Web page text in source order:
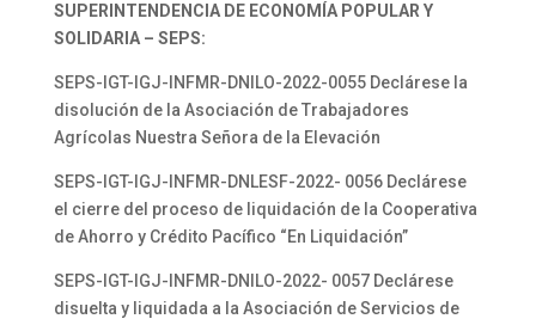
SUPERINTENDENCIA DE ECONOMÍA POPULAR Y
SOLIDARIA – SEPS:
SEPS-IGT-IGJ-INFMR-DNILO-2022-0055 Declárese la
disolución de la Asociación de Trabajadores
Agrícolas Nuestra Señora de la Elevación
SEPS-IGT-IGJ-INFMR-DNLESF-2022- 0056 Declárese
el cierre del proceso de liquidación de la Cooperativa
de Ahorro y Crédito Pacífico “En Liquidación”
SEPS-IGT-IGJ-INFMR-DNILO-2022- 0057 Declárese
disuelta y liquidada a la Asociación de Servicios de